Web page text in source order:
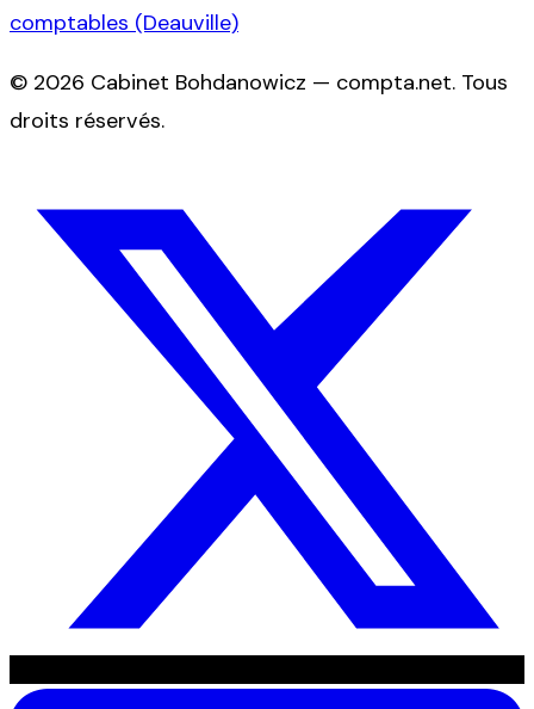
comptables (Deauville)
© 2026 Cabinet Bohdanowicz — compta.net. Tous
droits réservés.